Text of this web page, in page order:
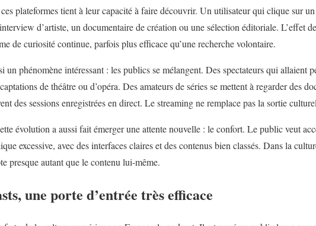
plateformes tient à leur capacité à faire découvrir. Un utilisateur qui clique sur
d’artiste, un documentaire de création ou une sélection éditoriale. L’effet
de curiosité continue, parfois plus efficace qu’une recherche volontaire.
un phénomène intéressant : les publics se mélangent. Des spectateurs qui allaient
de théâtre ou d’opéra. Des amateurs de séries se mettent à regarder des
des sessions enregistrées en direct. Le streaming ne remplace pas la sortie
évolution a aussi fait émerger une attente nouvelle : le confort. Le public veut
excessive, avec des interfaces claires et des contenus bien classés. Dans la
presque autant que le contenu lui-même.
une porte d’entrée très efficace